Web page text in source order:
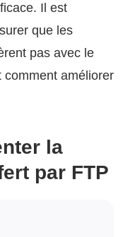
Il est
que les
pas avec le
comment améliorer
la
par FTP